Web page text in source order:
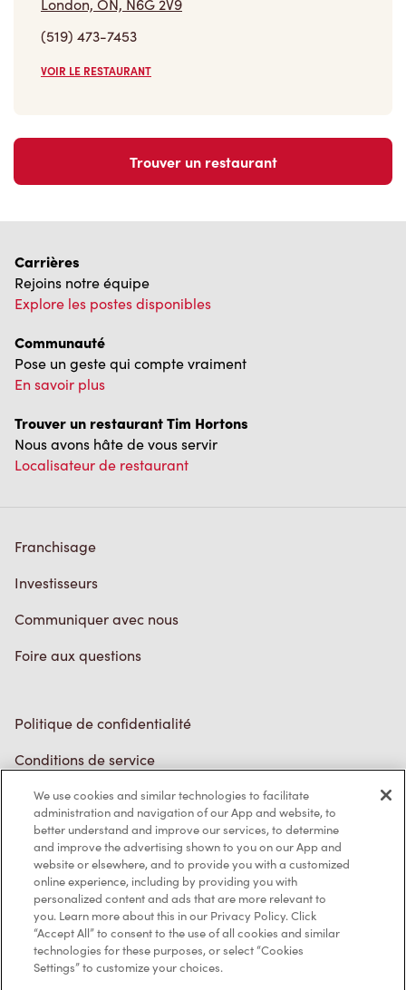
(519) 473-7453
VOIR LE RESTAURANT
Trouver un restaurant
Rejoins notre équipe
Explore les postes disponibles
Communauté
Pose un geste qui compte vraiment
En savoir plus
Trouver un restaurant Tim Hortons
Nous avons hâte de vous servir
Localisateur de restaurant
Investisseurs
Communiquer avec nous
Foire aux questions
Conditions de service
Marques de commerce
Accessibilité
Diagnostic
Contactez-nous
We use cookies and similar technologies to facilitate
administration and navigation of our App and website, to
better understand and improve our services, to determine
and improve the advertising shown to you on our App and
website or elsewhere, and to provide you with a customized
online experience, including by providing you with
personalized content and ads that are more relevant to
you. Learn more about this in our Privacy Policy. Click
“Accept All” to consent to the use of all cookies and similar
technologies for these purposes, or select “Cookies
Settings” to customize your choices.